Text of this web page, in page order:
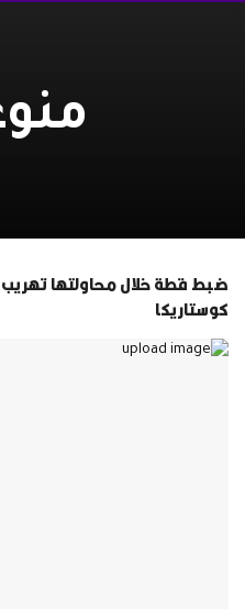
ضبط قطة خلال محاولتها
كوستاريكا